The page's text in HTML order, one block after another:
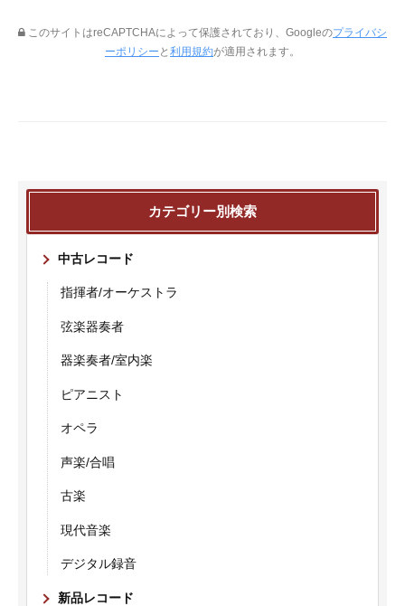
このサイトはreCAPTCHAによって保護されており、Googleのプライバシ
ーポリシー と 利用規約が適用されます。
カテゴリー別検索
中古レコード
指揮者/オーケストラ
弦楽器奏者
器楽奏者/室内楽
ピアニスト
オペラ
声楽/合唱
古楽
現代音楽
デジタル録音
新品レコード